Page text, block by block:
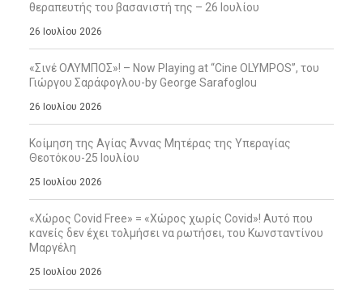
θεραπευτής του βασανιστή της – 26 Ιουλίου
26 Ιουλίου 2026
«Σινέ ΟΛΥΜΠΟΣ»! – Now Playing at “Cine OLYMPOS”, του
Γιώργου Σαράφογλου-by George Sarafoglou
26 Ιουλίου 2026
Κοίμηση της Αγίας Άννας Μητέρας της Υπεραγίας
Θεοτόκου-25 Ιουλίου
25 Ιουλίου 2026
«Χώρος Covid Free» = «Χώρος χωρίς Covid»! Αυτό που
κανείς δεν έχει τολμήσει να ρωτήσει, του Κωνσταντίνου
Μαργέλη
25 Ιουλίου 2026